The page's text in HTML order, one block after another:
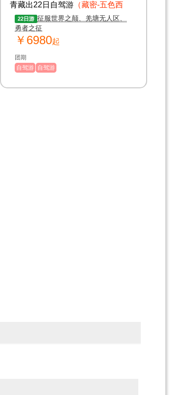
青藏出22日自驾游 （藏密-五色西
藏）
22日游 征服世界之颠、羌塘无人区、
勇者之征
￥6980起
团期
自驾游 自驾游